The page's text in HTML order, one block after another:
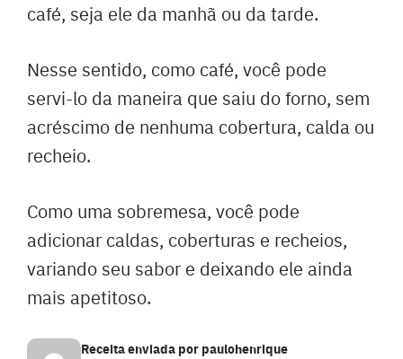
café, seja ele da manhã ou da tarde.
Nesse sentido, como café, você pode
servi-lo da maneira que saiu do forno, sem
acréscimo de nenhuma cobertura, calda ou
recheio.
Como uma sobremesa, você pode
adicionar caldas, coberturas e recheios,
variando seu sabor e deixando ele ainda
mais apetitoso.
Receita enviada por paulohenrique